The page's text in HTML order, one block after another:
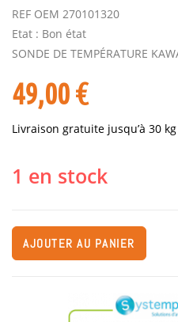
REF OEM 270101320
Etat : Bon état
SONDE DE TEMPÉRATURE
49,00€
Livraison gratuite jusqu’à 30
1 en stock
AJOUTER AU PANIER